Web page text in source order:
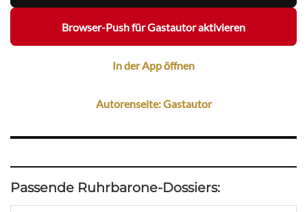
Browser-Push für Gastautor aktivieren
In der App öffnen
Autorenseite: Gastautor
Passende Ruhrbarone-Dossiers: